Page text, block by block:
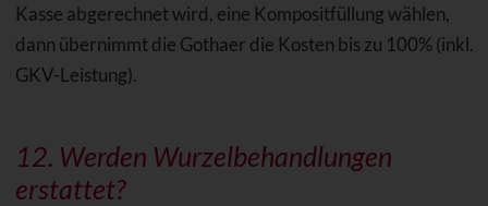
Kasse abgerechnet wird, eine Kompositfüllung wählen,
dann übernimmt die Gothaer die Kosten bis zu 100% (inkl.
GKV-Leistung).
12. Werden Wurzelbehandlungen
erstattet?